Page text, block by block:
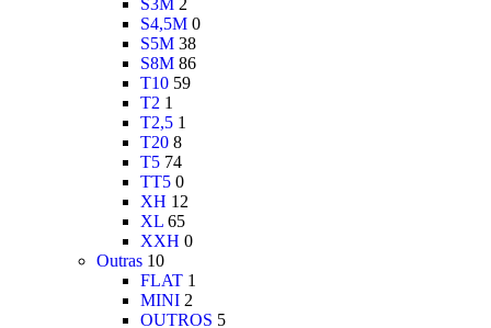
S3M 2
S4,5M 0
S5M 38
S8M 86
T10 59
T2 1
T2,5 1
T20 8
T5 74
TT5 0
XH 12
XL 65
XXH 0
Outras 10
FLAT 1
MINI 2
OUTROS 5